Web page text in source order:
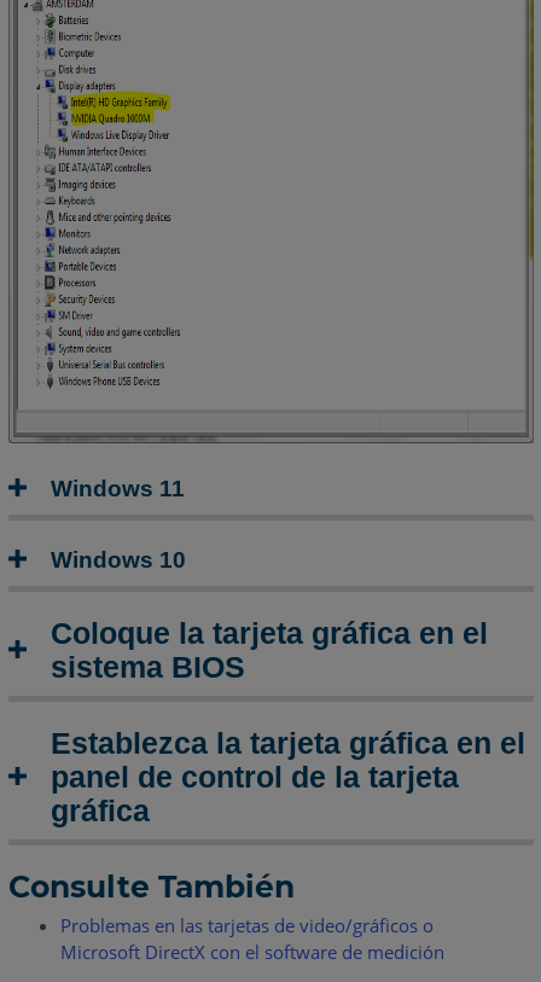
tarjeta
gráfica
en
el
panel
de
control
de
la
tarjeta
gráfica
Consulte
También
Windows 11
Windows 10
Coloque la tarjeta gráfica en el
sistema BIOS
Establezca la tarjeta gráfica en el
panel de control de la tarjeta
gráfica
Consulte También
Problemas en las tarjetas de video/gráficos o
Microsoft DirectX con el software de medición